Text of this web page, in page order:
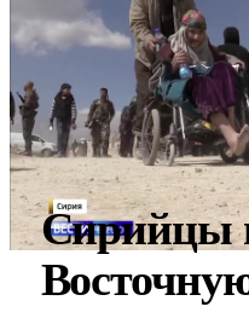
Сирийцы